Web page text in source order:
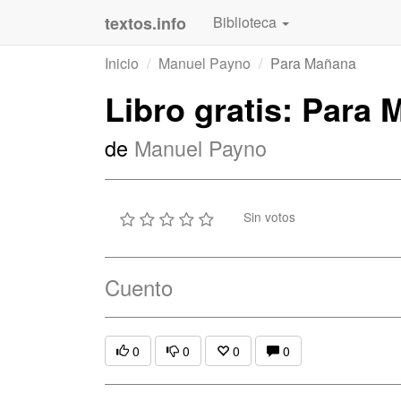
textos.info Biblioteca
Inicio
Manuel Payno Para Mañana
Libro gratis: Para
de Manuel Payno
Sin votos
Cuento
0 0 0 0